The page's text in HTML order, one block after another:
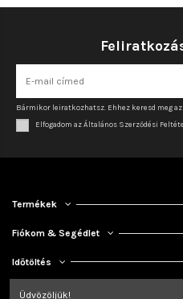
Bármikor leiratkozhatsz. Ehhez keresd meg
Elfogadom az Általános Szerződési
Termékek
Fiókom & Segédlet
Időtöltés
Kapcsolat
Üdvözöljük!